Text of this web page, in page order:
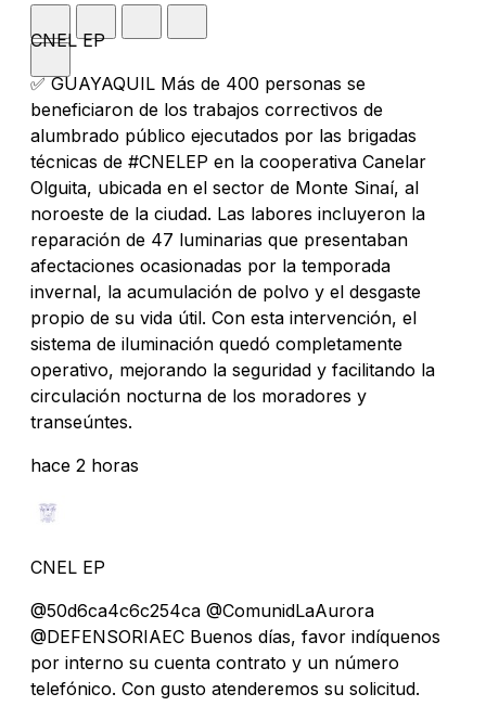
CNEL EP
✅ GUAYAQUIL Más de 400 personas se
beneficiaron de los trabajos correctivos de
alumbrado público ejecutados por las brigadas
técnicas de #CNELEP en la cooperativa Canelar
Olguita, ubicada en el sector de Monte Sinaí, al
noroeste de la ciudad. Las labores incluyeron la
reparación de 47 luminarias que presentaban
afectaciones ocasionadas por la temporada
invernal, la acumulación de polvo y el desgaste
propio de su vida útil. Con esta intervención, el
sistema de iluminación quedó completamente
operativo, mejorando la seguridad y facilitando la
circulación nocturna de los moradores y
transeúntes.
hace 2 horas
CNEL EP
@50d6ca4c6c254ca @ComunidLaAurora
@DEFENSORIAEC Buenos días, favor indíquenos
por interno su cuenta contrato y un número
telefónico. Con gusto atenderemos su solicitud.